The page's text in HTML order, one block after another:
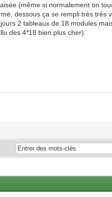
(même si normalement on
dessous ça se rempli très très
2 tableaux de 18 modules
des 4*18 bien plus cher).